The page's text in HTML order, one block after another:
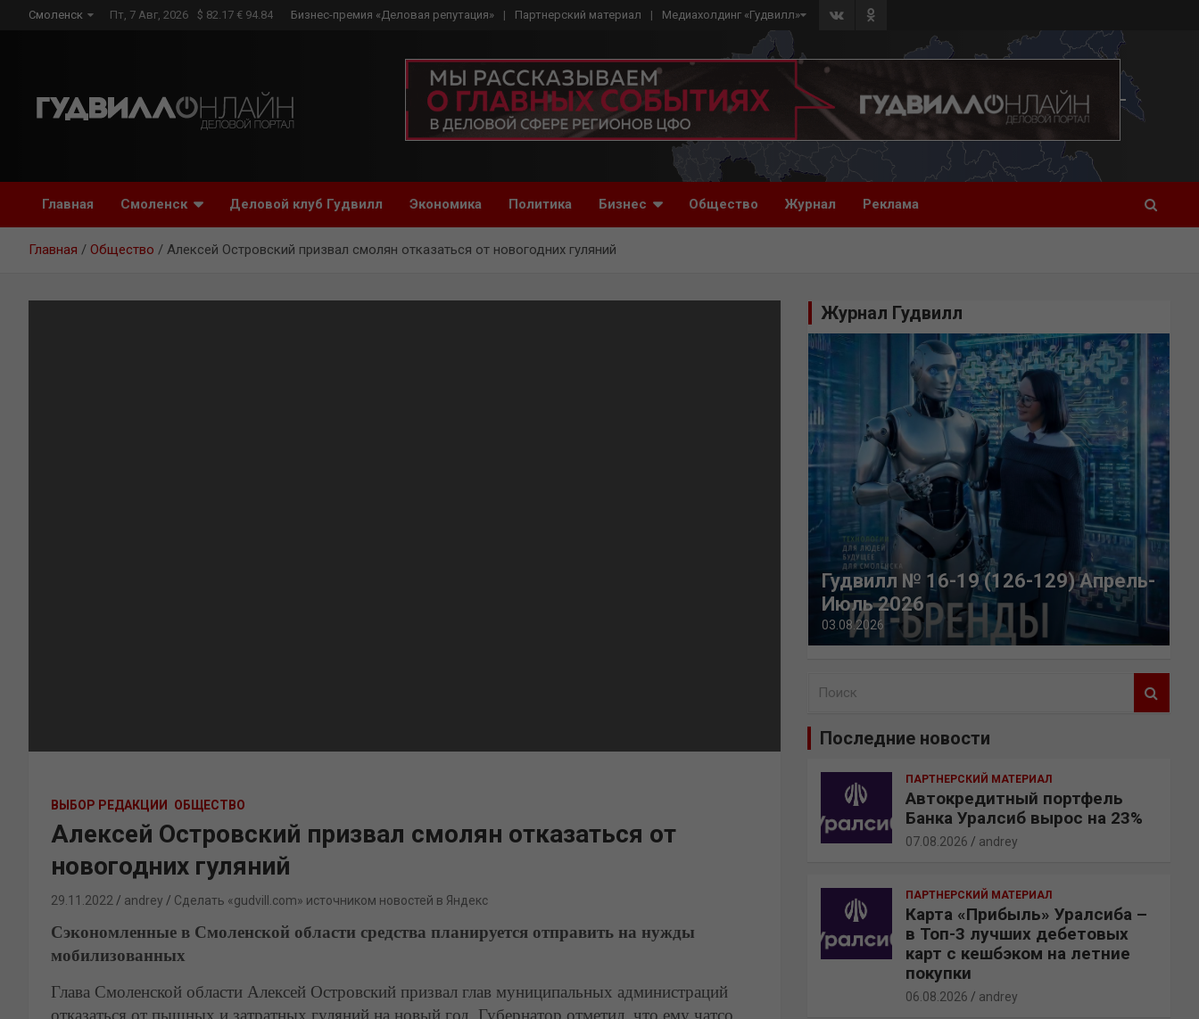
Смоленск Пт, 7 Авг, 2026 $ 82.17 € 94.84 Бизнес-премия «Деловая репутация» Партнерский материал Медиахолдинг «Гудвилл»
Главная Смоленск Деловой клуб Гудвилл Экономика Политика Бизнес Общество Журнал Реклама
Главная Общество Алексей Островский призвал смолян отказаться от новогодних гуляний
ВЫБОР РЕДАКЦИИ ОБЩЕСТВО
Алексей Островский призвал смолян отказаться от
новогодних гуляний
29.11.2022 andrey Сделать «gudvill.com» источником новостей в Яндекс
Сэкономленные в Смоленской области средства планируется отправить на нужды
мобилизованных
Глава Смоленской области Алексей Островский призвал глав муниципальных администраций
отказаться от пышных и затратных гуляний на новый год. Губернатор отметил, что ему чатсо
Журнал Гудвилл
Гудвилл № 16-19 (126-129) Апрель-
Июль 2026
03.08.2026
Последние новости
ПАРТНЕРСКИЙ МАТЕРИАЛ
Автокредитный портфель
Банка Уралсиб вырос на 23%
07.08.2026 andrey
ПАРТНЕРСКИЙ МАТЕРИАЛ
Карта «Прибыль» Уралсиба –
в Топ-3 лучших дебетовых
карт с кешбэком на летние
покупки
06.08.2026 andrey